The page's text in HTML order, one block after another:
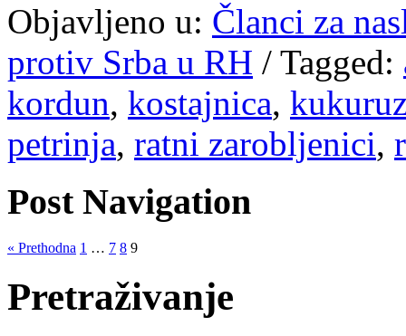
Objavljeno u: Članci za
protiv Srba u RH / Tagged:
kordun, kostajnica,
petrinja, ratni zarobljenici,
Post Navigation
« Prethodna 1 … 7 8 9
Pretraživanje